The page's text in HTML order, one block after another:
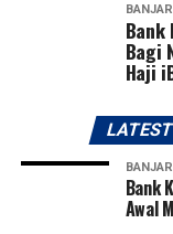
Post Views: 20
Sebarkan
WhatsApp
Messenger
Bank
Bagi
Haji
LATEST
Bank
Awal